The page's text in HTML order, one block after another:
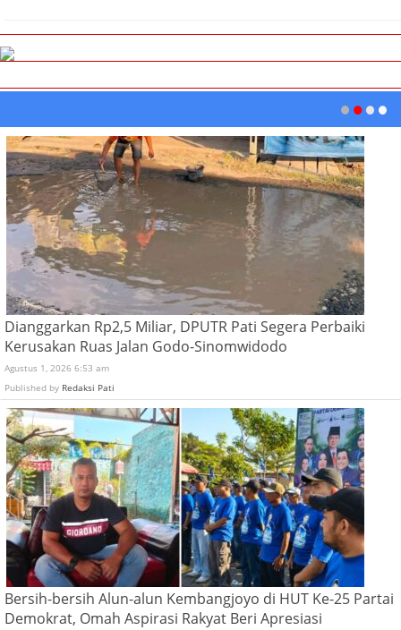
Dianggarkan Rp2,5 Miliar, DPUTR Pati Segera Perbaiki
Kerusakan Ruas Jalan Godo-Sinomwidodo
Agustus 1, 2026 6:53 am
Published by Redaksi Pati
Bersih-bersih Alun-alun Kembangjoyo di HUT Ke-25 Partai
Demokrat, Omah Aspirasi Rakyat Beri Apresiasi